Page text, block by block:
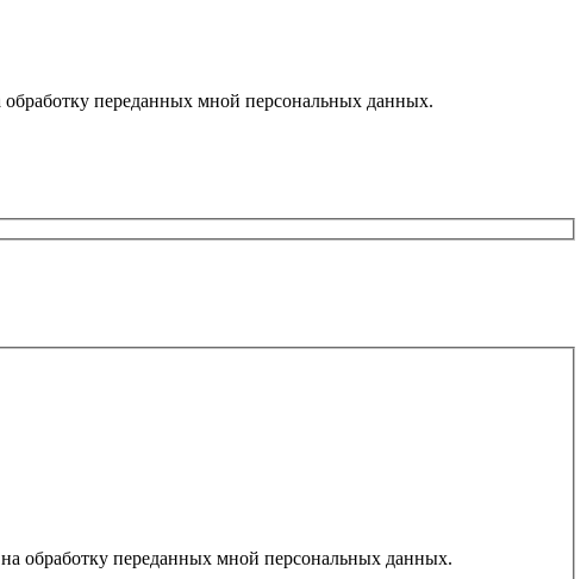
переданных мной персональных данных.
обработку переданных мной персональных данных.